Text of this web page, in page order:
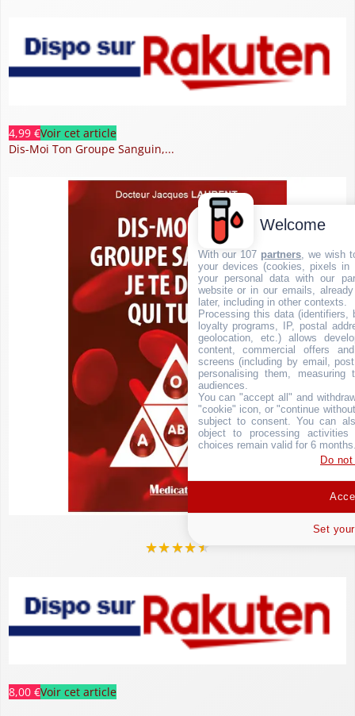
4,99 €Voir cet article
Dis-Moi Ton Groupe Sanguin,...
★★★★★
8,00 €Voir cet article
Welcome
With our 107 partners , we wish
your devices (cookies, pixels
your personal data with our
website or in our emails,
later, including in other contexts.
Processing this data (identifiers,
loyalty programs, IP, postal
geolocation, etc.) allows
content, commercial offers
screens (including by email,
personalising them, measuring
audiences.
You can "accept all" and
"cookie" icon, or "continue
subject to consent. You can
object to processing
choices remain valid for 6
Do
Set